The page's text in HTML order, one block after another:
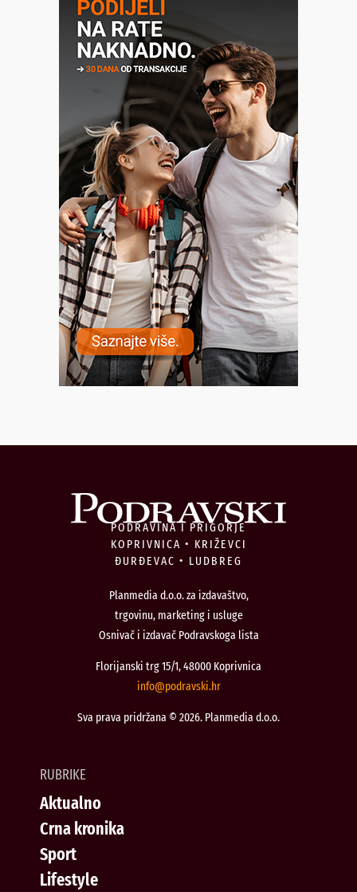
PODRAVINA I PRIGORJE
KOPRIVNICA • KRIŽEVCI
ĐURĐEVAC • LUDBREG
Planmedia d.o.o. za izdavaštvo,
trgovinu, marketing i usluge
Osnivač i izdavač Podravskoga lista
Florijanski trg 15/1, 48000 Koprivnica
rh.iksvardop
@ofni
Sva prava pridržana © 2026. Planmedia d.o.o.
RUBRIKE
Aktualno
Crna kronika
Sport
Lifestyle